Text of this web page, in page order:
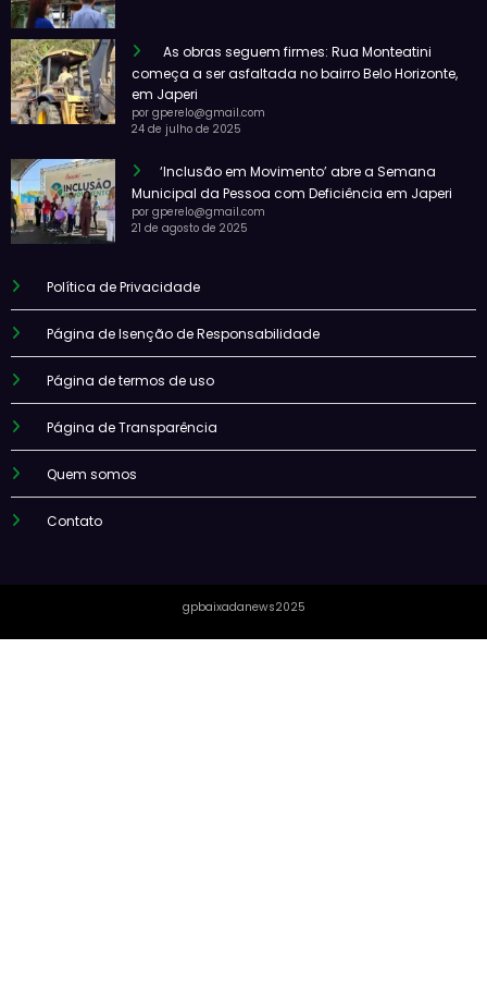
As obras seguem firmes: Rua Monteatini
começa a ser asfaltada no bairro Belo Horizonte,
em Japeri
por gperelo@gmail.com
24 de julho de 2025
‘Inclusão em Movimento’ abre a Semana
Municipal da Pessoa com Deficiência em Japeri
por gperelo@gmail.com
21 de agosto de 2025
Política de Privacidade
Página de Isenção de Responsabilidade
Página de termos de uso
Página de Transparência
Quem somos
Contato
gpbaixadanews2025